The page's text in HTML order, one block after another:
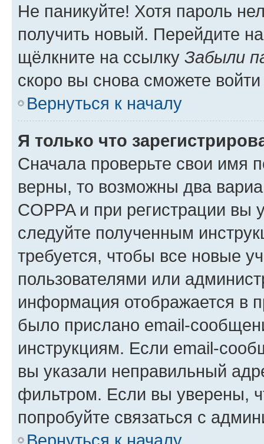
Не паникуйте! Хотя пароль
получить новый. Перейдите
щёлкните на ссылку Забыли
скоро вы снова сможете
Вернуться к началу
Я только что
Сначала проверьте свои имя
верны, то возможны два
COPPA и при регистрации вы
следуйте полученным
требуется, чтобы все новые
пользователями или
информация отображается в
было прислано email-
инструкциям. Если email-
вы указали неправильный
фильтром. Если вы уверены,
попробуйте связаться с
Вернуться к началу